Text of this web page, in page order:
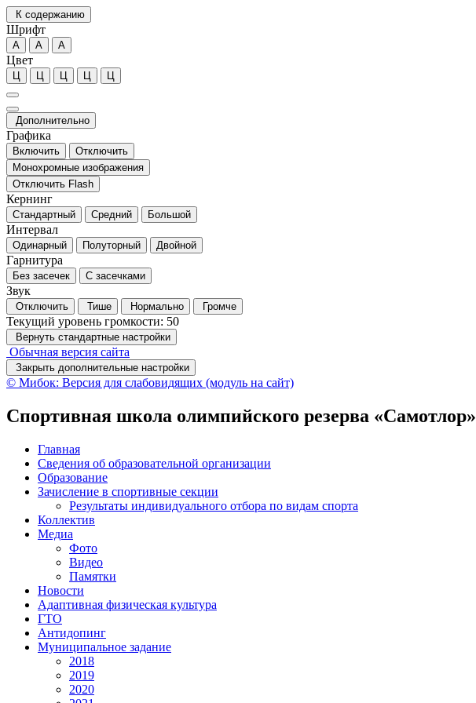
К содержанию
Шрифт
А А А
Цвет
Ц Ц Ц Ц Ц
Дополнительно
Графика
Включить
Отключить
Монохромные изображения
Отключить Flash
Кернинг
Стандартный Средний Большой
Интервал
Одинарный Полуторный Двойной
Гарнитура
Без засечек С засечками
Звук
Отключить Тише Нормально Громче
Текущий уровень громкости: 50
Вернуть стандартные настройки
Обычная версия сайта
Закрыть дополнительные настройки
© Мибок: Версия для слабовидящих (модуль на сайт)
Спортивная школа олимпийского резерва «Самотлор»
Главная
Сведения об образовательной организации
Образование
Зачисление в спортивные секции
Результаты индивидуального отбора по видам спорта
Коллектив
Медиа
Фото
Видео
Памятки
Новости
Адаптивная физическая культура
ГТО
Антидопинг
Муниципальное задание
2018
2019
2020